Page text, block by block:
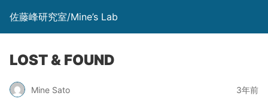
佐藤峰研究室/Mine’s Lab
LOST & FOUND
Mine Sato 3年前